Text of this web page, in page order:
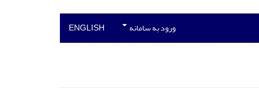
ورود به سامانه ENGLISH